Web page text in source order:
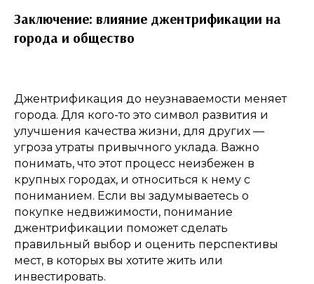
Заключение: влияние джентрификации на
города и общество
Джентрификация до неузнаваемости меняет
города. Для кого-то это символ развития и
улучшения качества жизни, для других —
угроза утраты привычного уклада. Важно
понимать, что этот процесс неизбежен в
крупных городах, и относиться к нему с
пониманием. Если вы задумываетесь о
покупке недвижимости, понимание
джентрификации поможет сделать
правильный выбор и оценить перспективы
мест, в которых вы хотите жить или
инвестировать.